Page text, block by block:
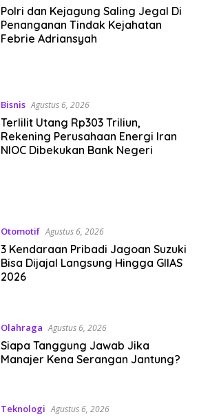
Polri dan Kejagung Saling Jegal Di
Penanganan Tindak Kejahatan
Febrie Adriansyah
Bisnis Agustus 6, 2026
Terlilit Utang Rp303 Triliun,
Rekening Perusahaan Energi Iran
NIOC Dibekukan Bank Negeri
Otomotif Agustus 6, 2026
3 Kendaraan Pribadi Jagoan Suzuki
Bisa Dijajal Langsung Hingga GIIAS
2026
Olahraga Agustus 6, 2026
Siapa Tanggung Jawab Jika
Manajer Kena Serangan Jantung?
Teknologi Agustus 6, 2026